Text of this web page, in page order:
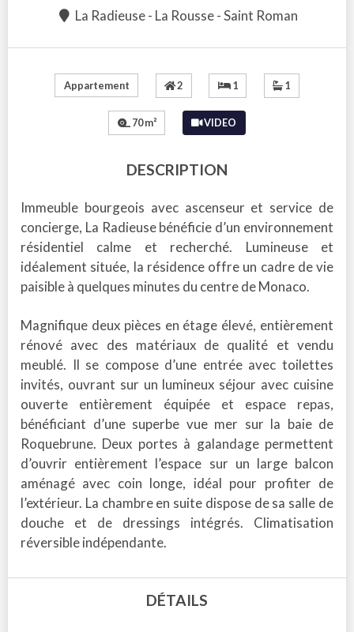
La Radieuse - La Rousse - Saint Roman
Appartement 2 1 1
70 m² VIDEO
DESCRIPTION
Immeuble bourgeois avec ascenseur et service de
concierge, La Radieuse bénéficie d’un environnement
résidentiel calme et recherché. Lumineuse et
idéalement située, la résidence offre un cadre de vie
paisible à quelques minutes du centre de Monaco.
Magnifique deux pièces en étage élevé, entièrement
rénové avec des matériaux de qualité et vendu
meublé. Il se compose d’une entrée avec toilettes
invités, ouvrant sur un lumineux séjour avec cuisine
ouverte entièrement équipée et espace repas,
bénéficiant d’une superbe vue mer sur la baie de
Roquebrune. Deux portes à galandage permettent
d’ouvrir entièrement l’espace sur un large balcon
aménagé avec coin longe, idéal pour profiter de
l’extérieur. La chambre en suite dispose de sa salle de
douche et de dressings intégrés. Climatisation
réversible indépendante.
DÉTAILS